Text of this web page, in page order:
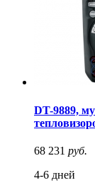
DT-9889,
68 231 руб.
4-6 дней